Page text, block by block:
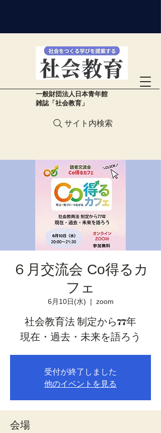
​一般財団法人日本青年館
雑誌「社会教育」
サイト内検索
６月交流会 Co得るカ
フェ
6月10日(水)
  |
zoom
社会教育法 制定から77年
現在・過去・未来を語ろう
受付が終了しました
他のイベントを見る
会場